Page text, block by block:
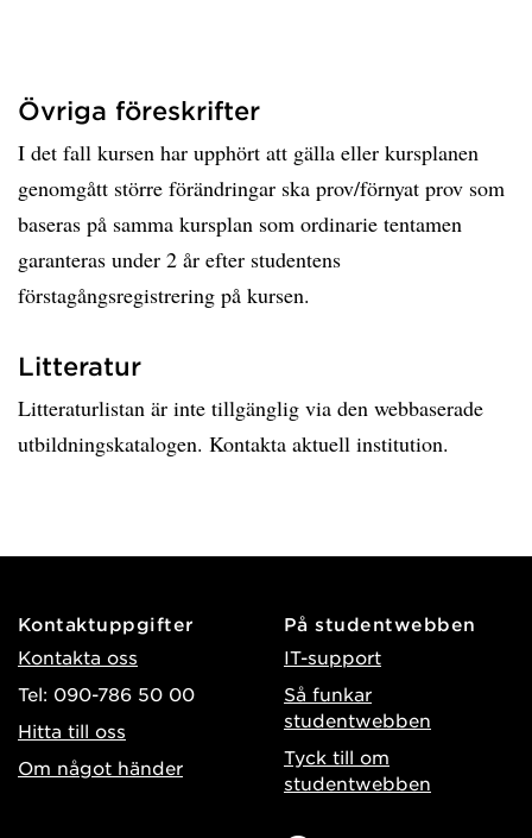
Övriga föreskrifter
I det fall kursen har upphört att gälla eller kursplanen
genomgått större förändringar ska prov/förnyat prov som
baseras på samma kursplan som ordinarie tentamen
garanteras under 2 år efter studentens
förstagångsregistrering på kursen.
Litteratur
Litteraturlistan är inte tillgänglig via den webbaserade
utbildningskatalogen. Kontakta aktuell institution.
Kontaktuppgifter
Kontakta oss
Tel: 090-786 50 00
Hitta till oss
Om något händer
På studentwebben
IT-support
Så funkar
studentwebben
Tyck till om
studentwebben